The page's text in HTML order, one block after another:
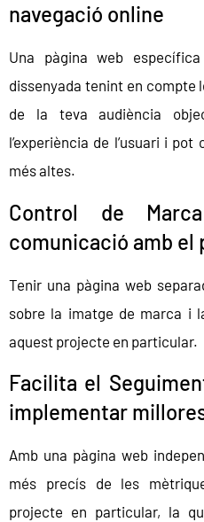
navegació online
Una pàgina web
dissenyada tenint en compte
de la teva audiència
l’experiència de l’usuari i
més altes.
Control de
comunicació amb el
Tenir una pàgina web
sobre la imatge de marca i
aquest projecte en particular.
Facilita el
implementar
Amb una pàgina web
més precís de les
projecte en particular, la